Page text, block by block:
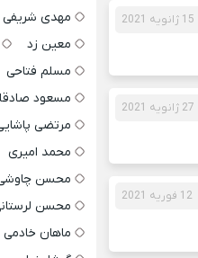
15 ژانویه 2021
27 ژانویه 2021
12 فوریه 2021
مهدی شریفی
معین زد
مسلم فتاحی
مسعود
مرتضی
محمد امیری
محسن
محسن
ماهان خادمی